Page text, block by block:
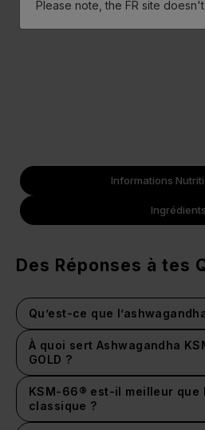
Informations
Ingrédients
Des Réponses à tes
Qu’est-ce que
À quoi sert Ashwagandha
GOLD ?
KSM-66® est-il meilleur que
classique ?
Please note, the FR site